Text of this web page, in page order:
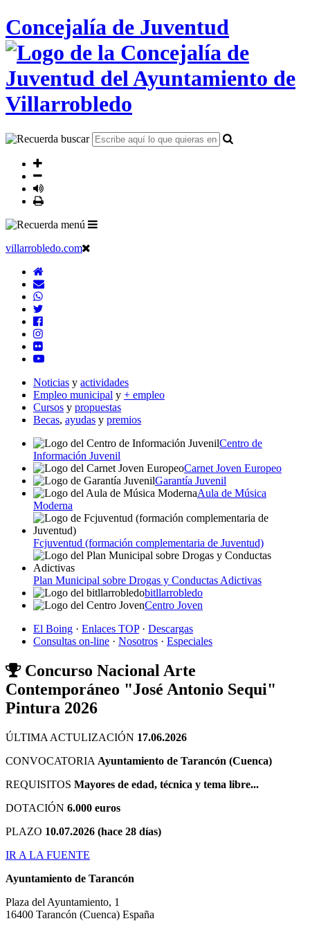
Concejalía de Juventud
villarrobledo.com
Noticias y actividades
Empleo municipal y + empleo
Cursos y propuestas
Becas, ayudas y premios
Centro de
Información Juvenil
Carnet Joven Europeo
Garantía Juvenil
Aula de Música
Moderna
Fcjuventud (formación complementaria de Juventud)
Plan Municipal sobre Drogas y Conductas Adictivas
bitllarrobledo
Centro Joven
El Boing · Enlaces TOP· Descargas
Consultas on-line · Nosotros · Especiales
Concurso Nacional Arte
Contemporáneo "José Antonio Sequi"
Pintura 2026
ÚLTIMA ACTULIZACIÓN 17.06.2026
CONVOCATORIA Ayuntamiento de Tarancón (Cuenca)
REQUISITOS Mayores de edad, técnica y tema libre...
DOTACIÓN 6.000 euros
PLAZO 10.07.2026 (hace 28 días)
IR A LA FUENTE
Ayuntamiento de Tarancón
Plaza del Ayuntamiento, 1
16400 Tarancón (Cuenca) España